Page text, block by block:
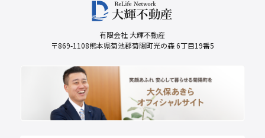
有限会社 大輝不動産
〒869-1108熊本県菊池郡菊陽町光の森 6丁目19番5